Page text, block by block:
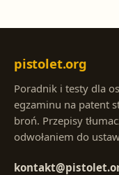
pistolet.org
Poradnik i testy dla
egzaminu na patent
broń. Przepisy
odwołaniem do